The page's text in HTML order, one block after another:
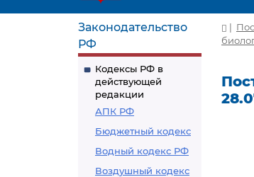
Законодательство
РФ
Кодексы РФ в
действующей
редакции
АПК РФ
Бюджетный кодекс
Водный кодекс РФ
Воздушный кодекс
|